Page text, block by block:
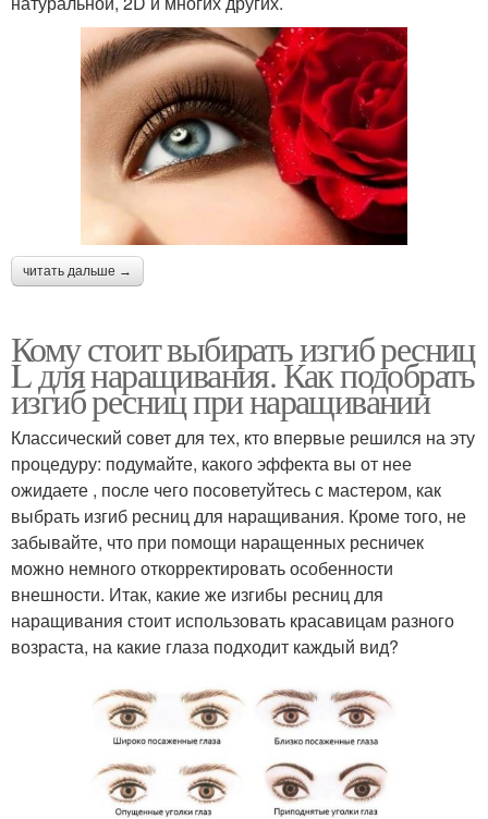
читать дальше →
Кому стоит выбирать изгиб ресниц
L для наращивания. Как подобрать
изгиб ресниц при наращивании
Классический совет для тех, кто впервые решился на эту
процедуру: подумайте, какого эффекта вы от нее
ожидаете , после чего посоветуйтесь с мастером, как
выбрать изгиб ресниц для наращивания. Кроме того, не
забывайте, что при помощи наращенных ресничек
можно немного откорректировать особенности
внешности. Итак, какие же изгибы ресниц для
наращивания стоит использовать красавицам разного
возраста, на какие глаза подходит каждый вид?